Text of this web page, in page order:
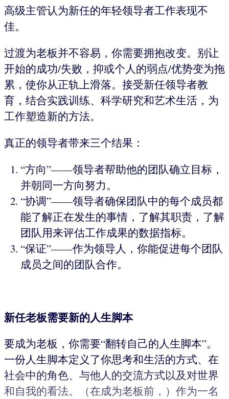
高级主管认为新任的年轻领导者工作表现不
佳。
过渡为老板并不容易，你需要拥抱改变。别让
开始的成功/失败，抑或个人的弱点/优势变为拖
累，使你从正轨上滑落。接受新任领导者教
育，结合实践训练、科学研究和艺术生活，为
工作塑造新的方法。
真正的领导者带来三个结果：
“方向”——领导者帮助他的团队确立目标，
并朝同一方向努力。
“协调”——领导者确保团队中的每个成员都
能了解正在发生的事情，了解其职责，了解
团队用来评估工作成果的数据指标。
“保证”——作为领导人，你能促进每个团队
成员之间的团队合作。
新任老板需要新的人生脚本
要成为老板，你需要“翻转自己的人生脚本”。
一份人生脚本定义了你思考和生活的方式、在
社会中的角色、与他人的交流方式以及对世界
和自我的看法。（在成为老板前，）作为一名